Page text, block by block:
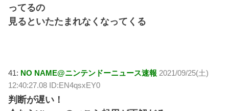
ってるの
見るといたたまれなくなってくる
41: NO NAME@ニンテンドーニュース速報 2021/09/25(土)
12:40:27.08 ID:EN4qsxEY0
判断が遅い！